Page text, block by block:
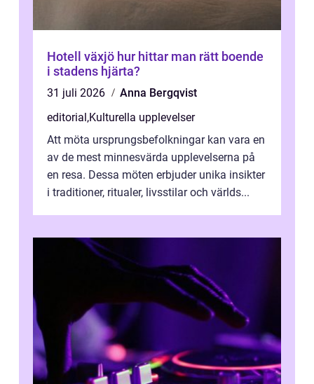
Hotell växjö hur hittar man rätt boende
i stadens hjärta?
31 juli 2026
Anna Bergqvist
editorial,Kulturella upplevelser
Att möta ursprungsbefolkningar kan vara en
av de mest minnesvärda upplevelserna på
en resa. Dessa möten erbjuder unika insikter
i traditioner, ritualer, livsstilar och världs...